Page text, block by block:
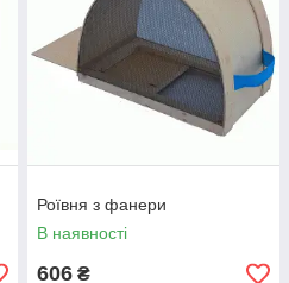
Роївня з фанери
В наявності
606 ₴